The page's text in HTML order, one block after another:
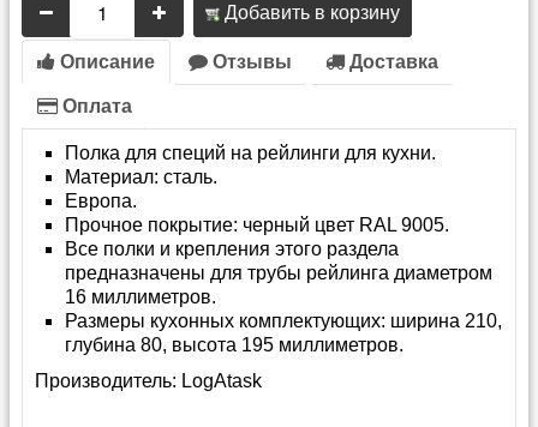
Добавить в корзину
Описание Отзывы Доставка
Оплата
Полка для специй на рейлинги для кухни.
Материал: сталь.
Европа.
Прочное покрытие: черный цвет RAL 9005.
Все полки и крепления этого раздела
предназначены для трубы рейлинга диаметром
16 миллиметров.
Размеры кухонных комплектующих: ширина 210,
глубина 80, высота 195 миллиметров.
Производитель: LogAtask